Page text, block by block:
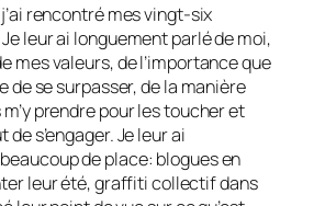
rencontré mes vingt-six
leur ai longuement parlé de moi,
mes valeurs, de l’importance que
de se surpasser, de la manière
prendre pour les toucher et
s’engager. Je leur ai
de place: blogues en
leur été, graffiti collectif dans